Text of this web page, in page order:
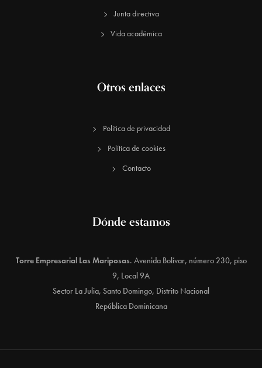
Junta directiva
Vida académica
Otros enlaces
Política de privacidad
Política de cookies
Contacto
Dónde estamos
Torre Empresarial Las Mariposas. Avenida Bolívar, número 230, piso
9, Local 9A
Sector La Julia, Santo Domingo, Distrito Nacional
República Dominicana